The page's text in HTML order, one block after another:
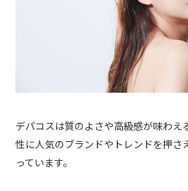
デパコスは質のよさや高級感が味わえ
性に人気のブランドやトレンドを押さ
っています。